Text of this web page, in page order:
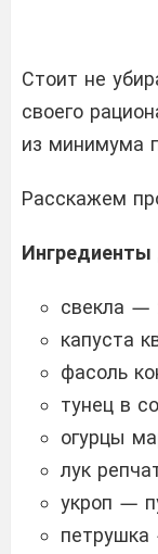
Стоит не
своего
из минимума
Расскажем
Ингредиенты
свекла —
капуста
фасоль
тунец в
огурцы
лук
укроп —